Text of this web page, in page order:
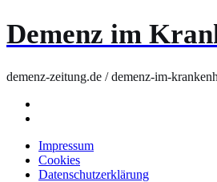
Demenz im
demenz-zeitung.de / demenz-im-
Impressum
Cookies
Datenschutzerklärung